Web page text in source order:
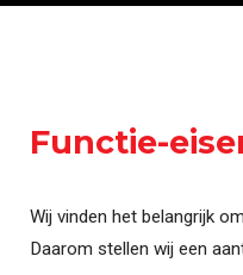
Functie-
Wij vinden het belangrijk
Daarom stellen wij een